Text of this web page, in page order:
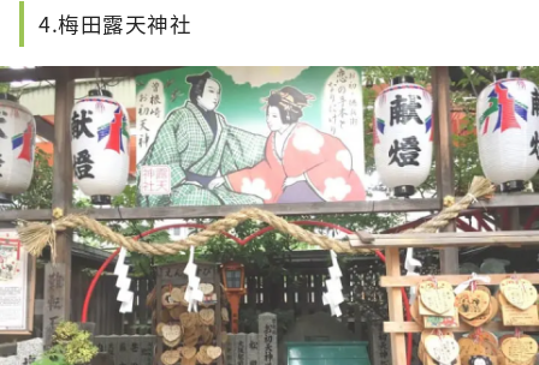
「サムハラ」字樣的力量，可以防止災難。
4.梅田露天神社